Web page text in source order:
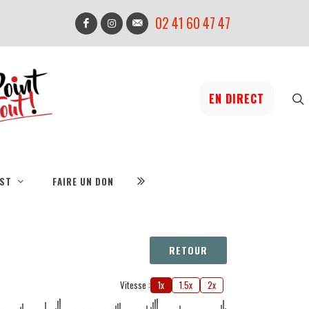
02 41 60 47 47
EN DIRECT
FAIRE UN DON
RETOUR
Vitesse : 1x 1.5x 2x